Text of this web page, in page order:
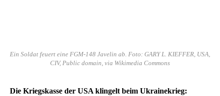
Ein Soldat feuert eine FGM-148 Javelin ab. Foto: GARY L. KIEFFER, USA,
CIV, Public domain, via Wikimedia Commons
Die Kriegskasse der USA klingelt beim Ukrainekrieg: